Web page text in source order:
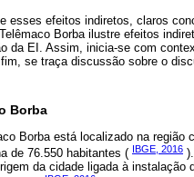
esses efeitos indiretos, claros
Borba ilustre efeitos
da EI. Assim, inicia-se com
se traça discussão sobre o
Borba
Borba está localizado na região
de 76.550 habitantes ( IBGE, 2016
da cidade ligada à